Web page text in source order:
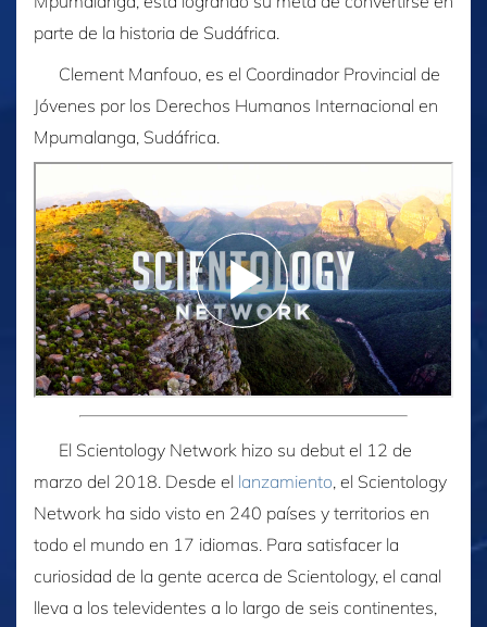
parte de la historia de Sudáfrica.
Clement Manfouo, es el Coordinador Provincial de
Jóvenes por los Derechos Humanos Internacional en
Mpumalanga, Sudáfrica.
El Scientology Network hizo su debut el 12 de
marzo del 2018. Desde el lanzamiento, el Scientology
Network ha sido visto en 240 países y territorios en
todo el mundo en 17 idiomas. Para satisfacer la
curiosidad de la gente acerca de Scientology, el canal
lleva a los televidentes a lo largo de seis continentes,